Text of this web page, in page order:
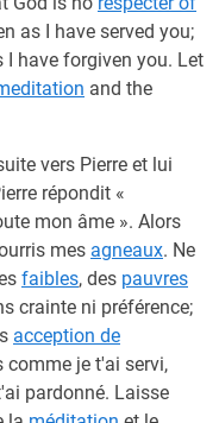
as I have served you;
I have forgiven you. Let
and the
vers Pierre et lui
répondit «
mon âme ». Alors
mes agneaux. Ne
faibles, des pauvres
crainte ni préférence;
acception de
comme je t'ai servi,
pardonné. Laisse